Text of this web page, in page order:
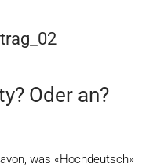
Oder an?
was «Hochdeutsch»